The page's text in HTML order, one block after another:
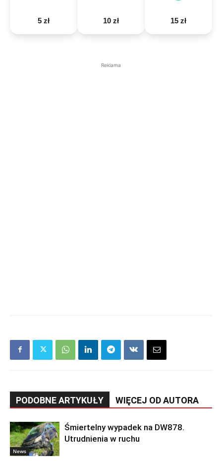
5 zł 10 zł 15 zł
Reklama
PODOBNE ARTYKUŁY WIĘCEJ OD AUTORA
News
Śmiertelny wypadek na DW878.
Utrudnienia w ruchu